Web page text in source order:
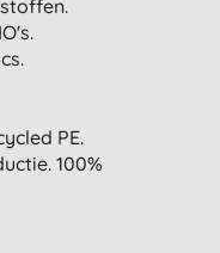
PE.
100%